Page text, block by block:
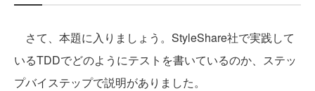
さて、本題に入りましょう。StyleShare社で実践して
いるTDDでどのようにテストを書いているのか、ステッ
プバイステップで説明がありました。